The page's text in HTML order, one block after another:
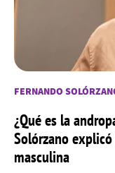
FERNANDO
¿Qué es la
Solórzano
masculina